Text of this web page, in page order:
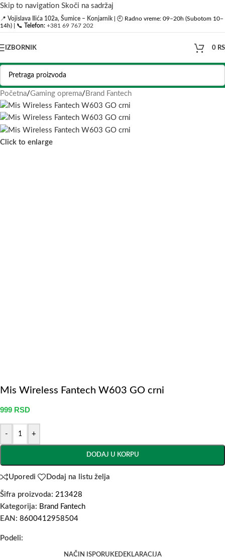
Skip to navigation Skoči na sadržaj
📍 Vojislava Ilića 102a, Šumice – Konjarnik | 🕘 Radno vreme: 09–20h (Subotom 10–
14h) | 📞 Telefon: +381 69 767 202
IZBORNIK 0
Početna/Gaming oprema/ Brand Fantech
Click to enlarge
Mis Wireless Fantech W603 GO crni
999 RSD
- +
DODAJ U KORPU
Uporedi Dodaj na listu želja
Šifra proizvoda: 213428
Kategorija: Brand Fantech
EAN: 8600412958504
Podeli:
NAČIN ISPORUKEDEKLARACIJA